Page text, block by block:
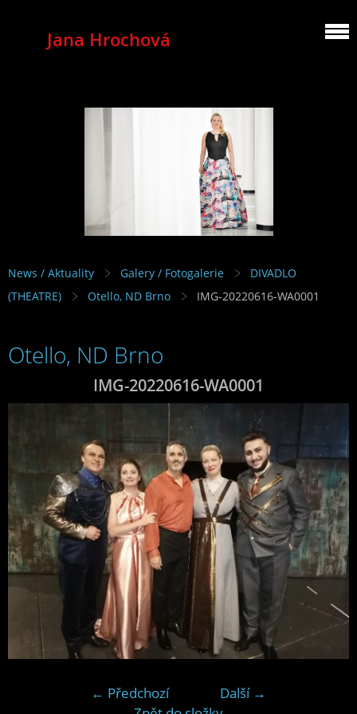
Jana Hrochová
MEZZOSOPRANO
News / Aktuality Galery / Fotogalerie
DIVADLO
(THEATRE)
Otello, ND Brno IMG-20220616-WA0001
Otello, ND Brno
IMG-20220616-WA0001
← Předchozí
Další →